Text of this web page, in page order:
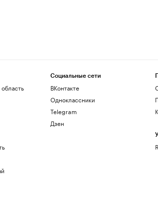
Социальные сети
ВКонтакте
Одноклассники
Telegram
Дзен